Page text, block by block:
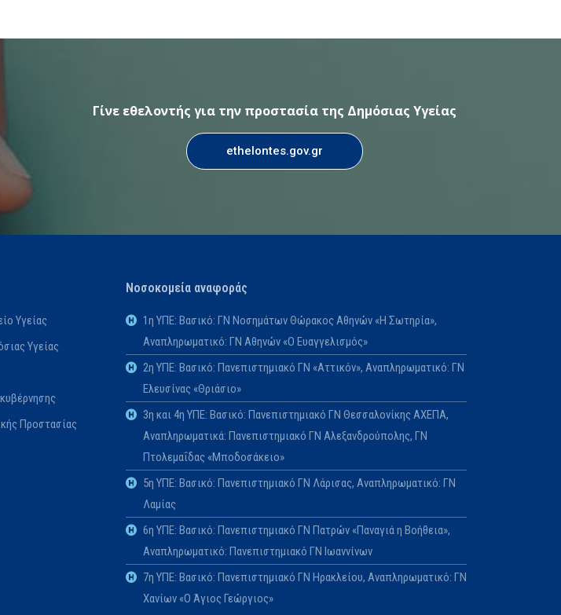
Γίνε εθελοντής για την προστασία της Δημόσιας Υγείας
ethelontes.gov.gr
Υγείας
Υγείας
Προστασίας
Νοσοκομεία αναφοράς
1η ΥΠΕ: Βασικό: ΓΝ Νοσημάτων Θώρακος Αθηνών «Η Σωτηρία»,
Αναπληρωματικό: ΓΝ Αθηνών «Ο Ευαγγελισμός»
2η ΥΠΕ: Βασικό: Πανεπιστημιακό ΓΝ «Αττικόν», Αναπληρωματικό: ΓΝ
Ελευσίνας «Θριάσιο»
3η και 4η ΥΠΕ: Βασικό: Πανεπιστημιακό ΓΝ Θεσσαλονίκης ΑΧΕΠΑ,
Αναπληρωματικά: Πανεπιστημιακό ΓΝ Αλεξανδρούπολης, ΓΝ
Πτολεμαΐδας «Μποδοσάκειο»
5η ΥΠΕ: Βασικό: Πανεπιστημιακό ΓΝ Λάρισας, Αναπληρωματικό: ΓΝ
Λαμίας
6η ΥΠΕ: Βασικό: Πανεπιστημιακό ΓΝ Πατρών «Παναγιά η Βοήθεια»,
Αναπληρωματικό: Πανεπιστημιακό ΓΝ Ιωαννίνων
7η ΥΠΕ: Βασικό: Πανεπιστημιακό ΓΝ Ηρακλείου, Αναπληρωματικό: ΓΝ
Χανίων «Ο Άγιος Γεώργιος»